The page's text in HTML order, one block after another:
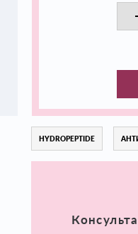
HYDROPEPTIDE